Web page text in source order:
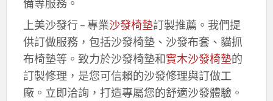
備等服務。
上美沙發行 – 專業沙發椅墊訂製推薦。我們提
供訂做服務，包括沙發椅墊、沙發布套、貓抓
布椅墊等。致力於沙發椅墊和實木沙發椅墊的
訂製修理，是您可信賴的沙發修理與訂做工
廠。立即洽詢，打造專屬您的舒適沙發體驗。